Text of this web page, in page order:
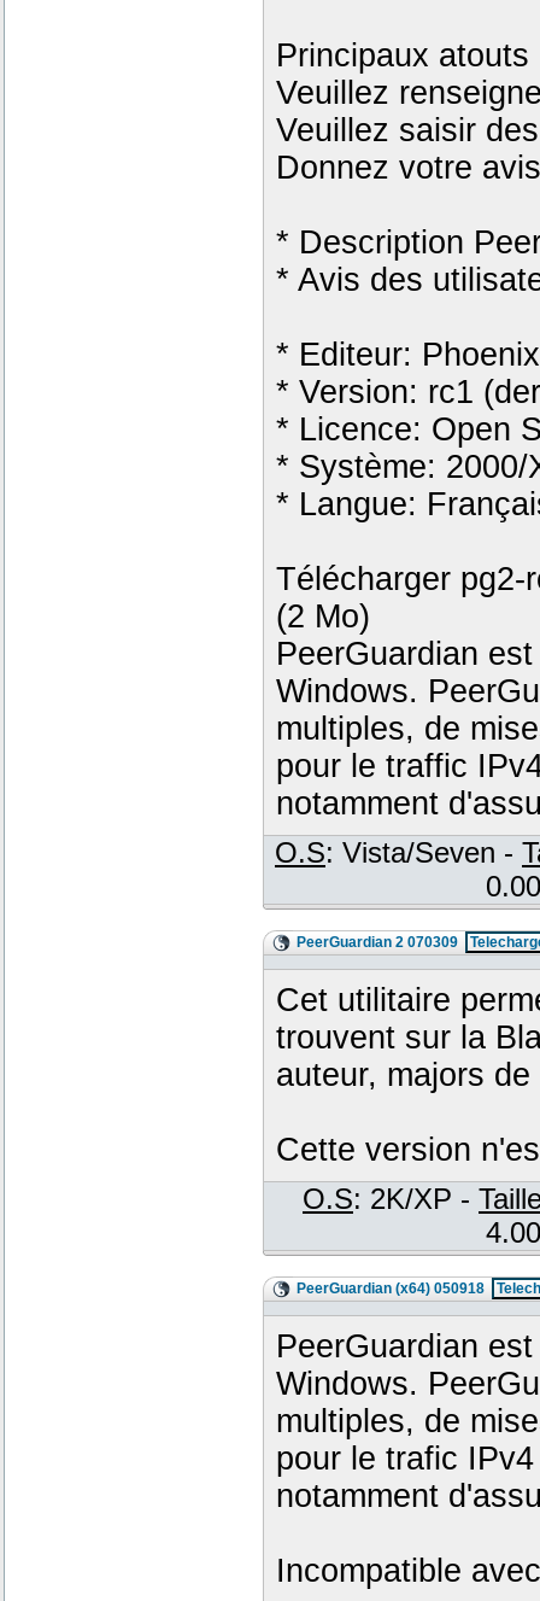
Principaux
Veuillez
Veuillez saisir
Donnez votre avis
* Description
* Avis des
* Editeur:
* Version: rc1
* Licence: Open
* Système: 2000/
* Langue:
Télécharger pg2-
(2 Mo)
PeerGuardian
Windows.
multiples, de
pour le traffic
notamment
O.S: Vista/Seven -
PeerGuardian 2 070309
Cet utilitaire
trouvent sur la
auteur, majors
Cette version
O.S: 2K/XP -
PeerGuardian (x64) 050918
PeerGuardian
Windows.
multiples, de
pour le trafic
notamment
Incompatible